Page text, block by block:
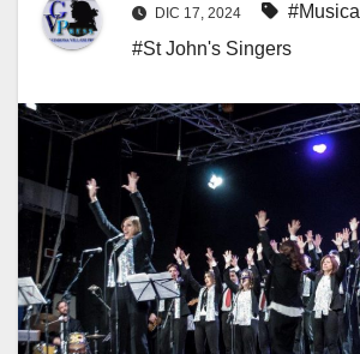
DIC 17, 2024 #Musica
#St John's Singers